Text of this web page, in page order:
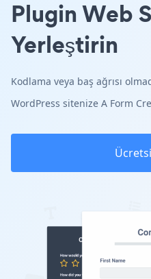
Plugin Web
Yerleştirin
Kodlama veya baş ağrısı
WordPress sitenize A Form